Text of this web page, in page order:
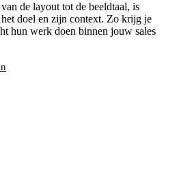
de layout tot de beeldtaal, is
doel en zijn context. Zo krijg je
hun werk doen binnen jouw sales